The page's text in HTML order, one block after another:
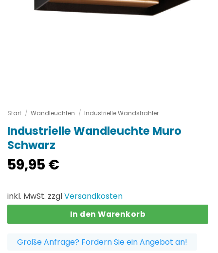
Start / Wandleuchten / Industrielle Wandstrahler
Industrielle Wandleuchte Muro
Schwarz
59,95 €
inkl. MwSt. zzglVersandkosten
In den Warenkorb
Große Anfrage? Fordern Sie ein Angebot an!